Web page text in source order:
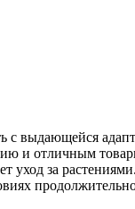
с выдающейся
и отличным
уход за